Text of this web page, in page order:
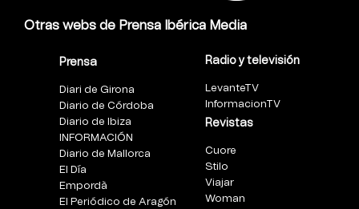
Otras webs de Prensa Ibérica Media
Prensa
Diari de Girona
Diario de Córdoba
Diario de Ibiza
INFORMACIÓN
Diario de Mallorca
El Día
Empordà
El Periódico de Aragón
Radio y televisión
LevanteTV
InformacionTV
Revistas
Cuore
Stilo
Viajar
Woman